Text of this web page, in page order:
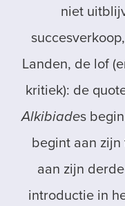
niet
Landen, de lof
kritiek): de
Alkibiades
begint aan
aan zijn
introductie in